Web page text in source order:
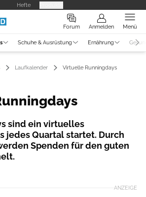
Hefte
Forum Anmelden Menü
Schuhe & Ausrüstung Ernährung
Laufkalender Virtuelle Runningdays
sind ein virtuelles
jedes Quartal startet. Durch
Spenden für den guten
ANZEIGE